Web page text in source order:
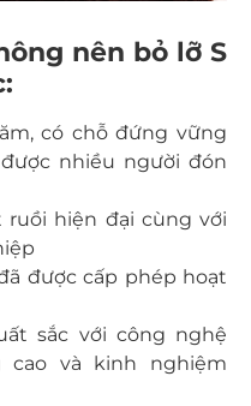
nên bỏ lỡ S
có chỗ đứng vững
nhiều người đón
hiện đại cùng với
được cấp phép hoạt
sắc với công nghệ
cao và kinh nghiệm